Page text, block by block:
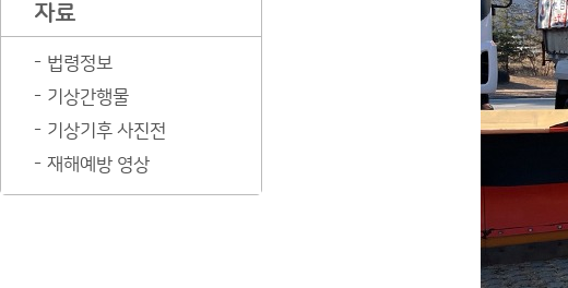
자료
법령정보
기상간행물
기상기후 사진전
재해예방 영상